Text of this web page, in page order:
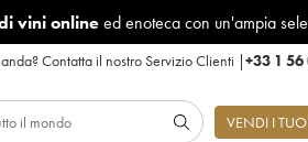
vini onlineed enoteca con un'ampia
Contatta il nostro Servizio Clienti |+33 1
VENDI I